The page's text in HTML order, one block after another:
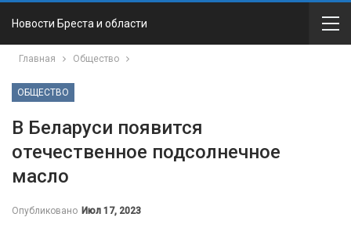
Новости Бреста и области
Главная Общество
ОБЩЕСТВО
В Беларуси появится
отечественное подсолнечное
масло
Опубликовано Июл 17, 2023